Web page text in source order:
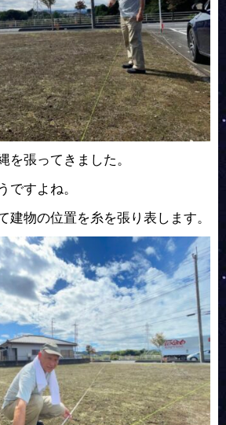
を張ってきました。
ですよね。
建物の位置を糸を張り表します。